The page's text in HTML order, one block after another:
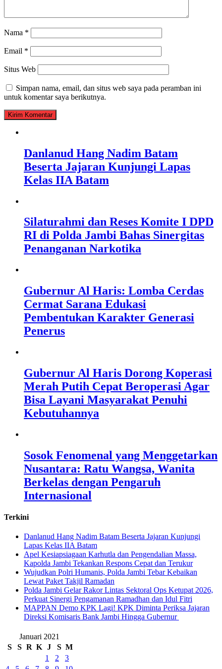
Nama *
Email *
Situs Web
Simpan nama, email, dan situs web saya pada peramban ini
untuk komentar saya berikutnya.
Danlanud Hang Nadim Batam
Beserta Jajaran Kunjungi Lapas
Kelas IIA Batam
Silaturahmi dan Reses Komite I DPD
RI di Polda Jambi Bahas Sinergitas
Penanganan Narkotika
Gubernur Al Haris: Lomba Cerdas
Cermat Sarana Edukasi
Pembentukan Karakter Generasi
Penerus
Gubernur Al Haris Dorong Koperasi
Merah Putih Cepat Beroperasi Agar
Bisa Layani Masyarakat Penuhi
Kebutuhannya
Sosok Fenomenal yang Menggetarkan
Nusantara: Ratu Wangsa, Wanita
Berkelas dengan Pengaruh
Internasional
Terkini
Danlanud Hang Nadim Batam Beserta Jajaran Kunjungi
Lapas Kelas IIA Batam
Apel Kesiapsiagaan Karhutla dan Pengendalian Massa,
Kapolda Jambi Tekankan Respons Cepat dan Terukur
Wujudkan Polri Humanis, Polda Jambi Tebar Kebaikan
Lewat Paket Takjil Ramadan
Polda Jambi Gelar Rakor Lintas Sektoral Ops Ketupat 2026,
Perkuat Sinergi Pengamanan Ramadhan dan Idul Fitri
‎MAPPAN Demo KPK Lagi! KPK Diminta Periksa Jajaran
Direksi Komisaris Bank Jambi Hingga Gubernur ‎
Januari 2021
S
S R K J S M
1
2
3